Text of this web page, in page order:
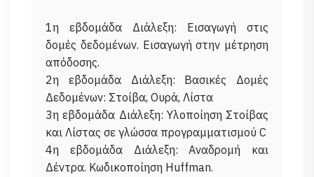
1η εβδομάδα Διάλεξη: Εισαγωγή στις
δομές δεδομένων. Εισαγωγή στην μέτρηση
απόδοσης.
2η εβδομάδα Διάλεξη: Βασικές Δομές
Δεδομένων: Στοίβα, Ουρά, Λίστα
3η εβδομάδα Διάλεξη: Υλοποίηση Στοίβας
και Λίστας σε γλώσσα προγραμματισμού C
4η εβδομάδα Διάλεξη: Αναδρομή και
Δέντρα. Κωδικοποίηση Huffman.